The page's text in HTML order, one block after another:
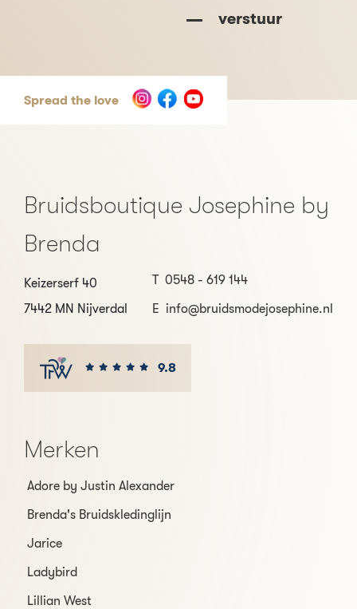
verstuur
Spread the love
Bruidsboutique Josephine by
Brenda
Keizerserf 40
7442 MN Nijverdal
T 0548 - 619 144
E info@bruidsmodejosephine.nl
9.8
Merken
Adore by Justin Alexander
Brenda's Bruidskledinglijn
Jarice
Ladybird
Lillian West